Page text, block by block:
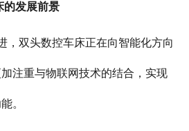
的发展前景
，双头数控车床正在向智能化方向
注重与物联网技术的结合，实现
。